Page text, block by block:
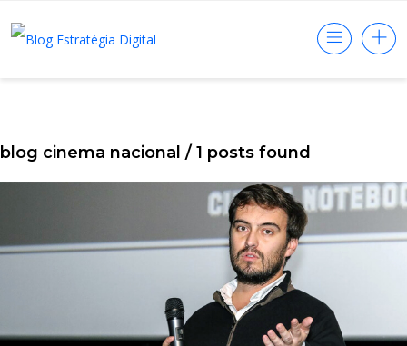
blog cinema nacional / 1 posts found